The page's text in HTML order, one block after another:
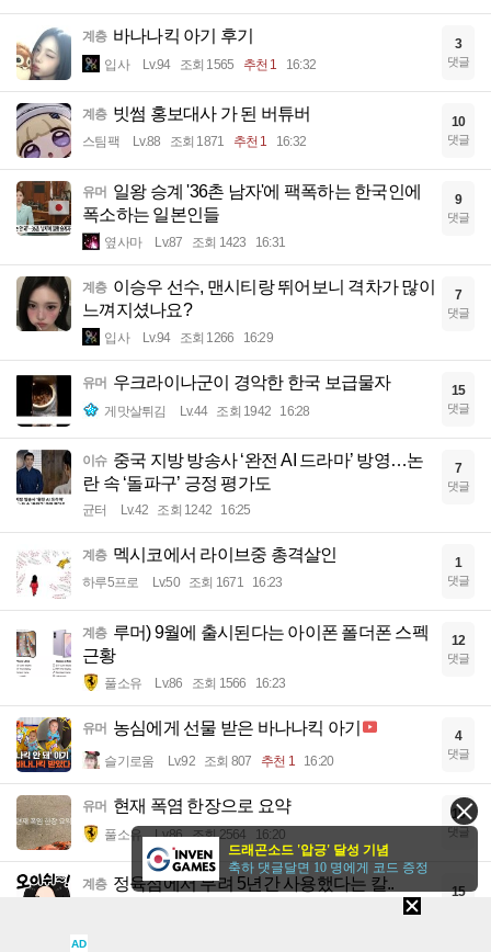
계층 바나나킥 아기 후기
입사 Lv.94 조회 1565 추천 1 16:32
3
댓글
계층 빗썸 홍보대사 가 된 버튜버
스팀팩 Lv.88 조회 1871 추천 1 16:32
10
댓글
유머 일왕 승계 '36촌 남자'에 팩폭하는 한국인에
폭소하는 일본인들
옆사마 Lv.87 조회 1423 16:31
9
댓글
계층 이승우 선수, 맨시티랑 뛰어보니 격차가 많이
느껴지셨나요?
입사 Lv.94 조회 1266 16:29
7
댓글
유머 우크라이나군이 경악한 한국 보급물자
게맛살튀김 Lv.44 조회 1942 16:28
15
댓글
이슈 중국 지방 방송사 ‘완전 AI 드라마’ 방영…논
란 속 ‘돌파구’ 긍정 평가도
균터 Lv.42 조회 1242 16:25
7
댓글
계층 멕시코에서 라이브중 총격살인
하루5프로 Lv.50 조회 1671 16:23
1
댓글
계층 루머) 9월에 출시된다는 아이폰 폴더폰 스펙
근황
풀소유 Lv.86 조회 1566 16:23
12
댓글
유머 농심에게 선물 받은 바나나킥 아기
슬기로움 Lv.92 조회 807 추천 1 16:20
4
댓글
유머 현재 폭염 한장으로 요약
풀소유 Lv.86 조회 2564 16:20
18
댓글
계층 정육점에서 무려 5년간 사용했다는 칼.. 15
AD
드래곤소드 '압긍' 달성 기념
축하 댓글달면 10 명에게 코드 증정